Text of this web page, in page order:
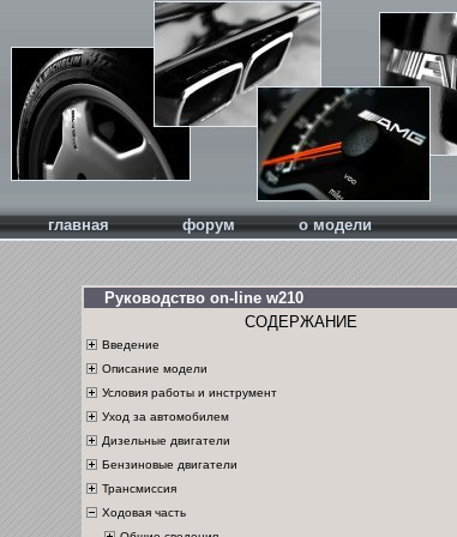
главная форум о модели
Руководство on-line w210
СОДЕРЖАНИЕ
Введение
Описание модели
Условия работы и инструмент
Уход за автомобилем
Дизельные двигатели
Бензиновые двигатели
Трансмиссия
Ходовая часть